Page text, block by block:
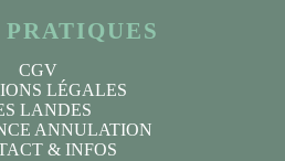
CGV
LÉGALES
LANDES
ANNULATION
& INFOS